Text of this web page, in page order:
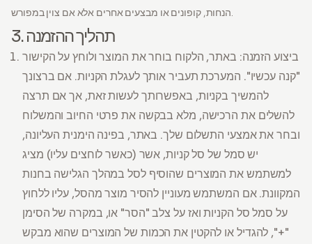
הנחות, קופונים או מבצעים אחרים אלא אם צוין במפורש.
3. תהליך ההזמנה
ביצוע הזמנה: באתר, הלקוח בוחר את המוצר ולוחץ על הקישור
"קנה עכשיו". המערכת תעביר אותך לעגלת הקניות. אם ברצונך
להמשיך בקניות, באפשרותך לעשות זאת, אך אם תרצה
להשלים את הרכישה, מלא בבקשה את פרטי החיוב והמשלוח
ובחר את אמצעי התשלום שלך. באתר, בפינה הימנית העליונה,
יש סמל של סל קניות, אשר (כאשר לוחצים עליו) מציג
למשתמש את המוצרים שהוסיף לסל במהלך הגלישה בחנות
המקוונת. אם המשתמש מעוניין להסיר מוצר מהסל, עליו ללחוץ
על סמל סל הקניות ואז על צלב "הסר" או, במקרה של הסימן
"+", להגדיל או להקטין את הכמות של המוצרים שהוא מבקש